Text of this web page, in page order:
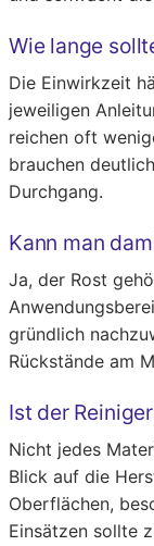
Wie lange
Die Einwirkzeit
jeweiligen
reichen oft
brauchen
Durchgang.
Kann man
Ja, der Rost
gründlich
Rückstände am
Ist der
Nicht jedes
Blick auf die
Oberflächen,
Einsätzen sollte